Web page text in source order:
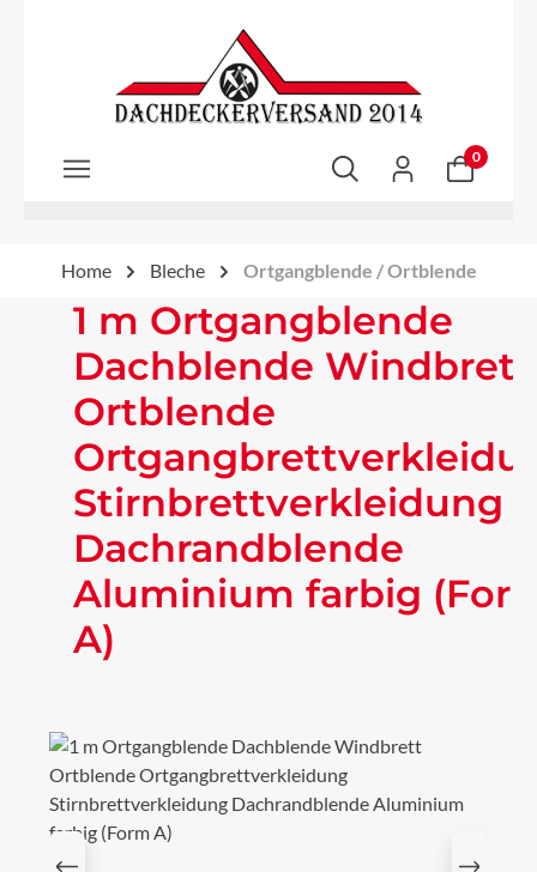
Zum Hauptinhalt springen
0
Home Bleche Ortgangblende / Ortblende
1 m Ortgangblende
Dachblende Windbrett
Ortblende
Stirnbrettverkleidung
Dachrandblende
Aluminium farbig
A)
Bildergalerie überspringen